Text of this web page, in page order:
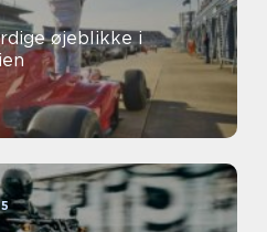
øjeblikke i